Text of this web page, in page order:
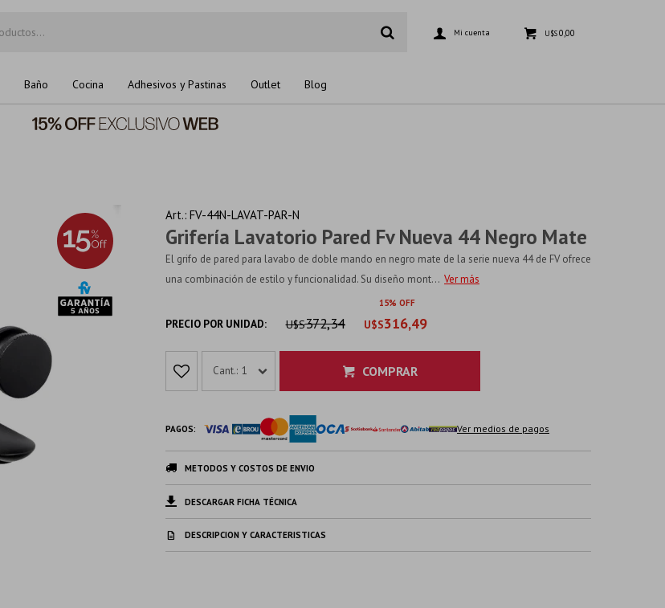
Baño Cocina Adhesivos y Pastinas Outlet Blog
U$S0,00
Grifería Lavatorio Pared Fv Nueva 44 Negro Mate
FV-44N-LAVAT-PAR-N
El grifo de pared para lavabo de doble mando en negro mate de la serie nueva 44 de FV ofrece
una combinación de estilo y funcionalidad. Su diseño mont... Ver más
15
PRECIO POR UNIDAD: U$S316,49
U$S372,34
1 COMPRAR
PAGOS: Ver medios de pagos
METODOS Y COSTOS DE ENVIO
DESCARGAR FICHA TÉCNICA
DESCRIPCION Y CARACTERISTICAS